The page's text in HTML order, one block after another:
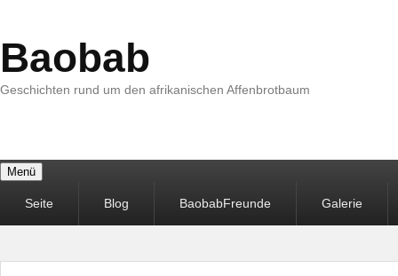
Baobab
Geschichten rund um den afrikanischen Affenbrotbaum
Menü
MenüSeite Blog BaobabFreunde Galerie